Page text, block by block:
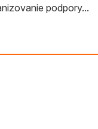
podpory...